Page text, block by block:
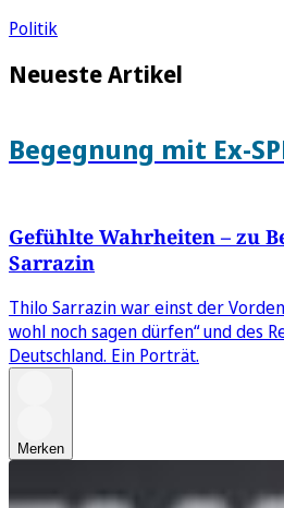
Politik
Neueste Artikel
Begegnung mit Ex-
Gefühlte Wahrheiten – zu
Sarrazin
Thilo Sarrazin war einst der
wohl noch sagen dürfen“ und des
Deutschland. Ein Porträt.
Merken